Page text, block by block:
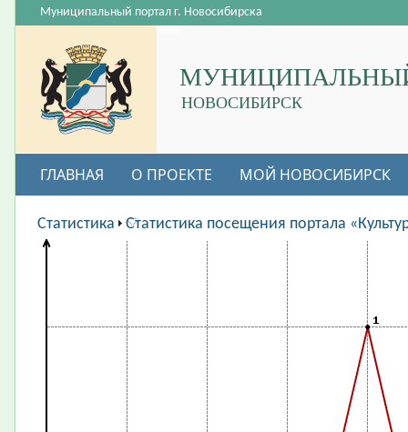
НОВОСИБИРСК
Муниципальный портал г. Новосибирска
ГЛАВНАЯ О ПРОЕКТЕ МОЙ НОВОСИБИРСК
ВАКАНСИИ
Статистика Статистика посещения портала